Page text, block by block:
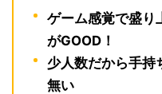
ゲーム感覚で盛り
がGOOD！
少人数だから手持
無い